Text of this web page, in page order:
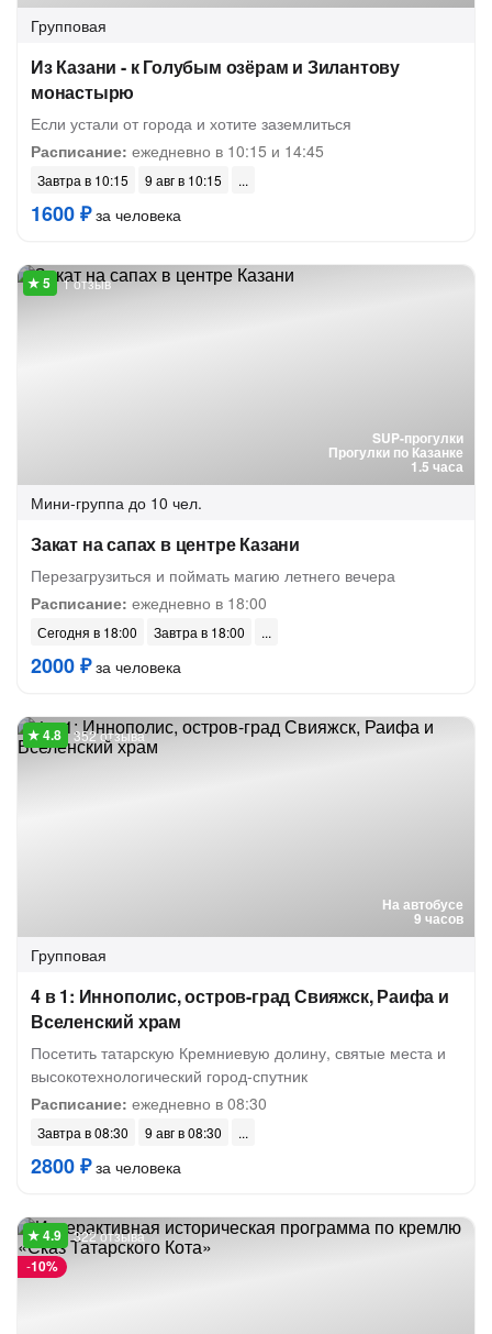
Групповая
Из Казани - к Голубым озёрам и Зилантову
монастырю
Если устали от города и хотите заземлиться
Расписание: ежедневно в 10:15 и 14:45
Завтра в 10:15 9 авг в 10:15
1600 ₽за человека
SUP-прогулки
Прогулки по Казанке
1.5 часа
1 отзыв
Мини-группа до 10 чел.
Закат на сапах в центре Казани
Перезагрузиться и поймать магию летнего вечера
Расписание: ежедневно в 18:00
Сегодня в 18:00 Завтра в 18:00
2000 ₽за человека
На автобусе
9 часов
352 отзыва
Групповая
4 в 1: Иннополис, остров-град Свияжск, Раифа и
Вселенский храм
Посетить татарскую Кремниевую долину, святые места и
высокотехнологический город-спутник
Расписание: ежедневно в 08:30
Завтра в 08:30 9 авг в 08:30
2800 ₽за человека
-10%
322 отзыва